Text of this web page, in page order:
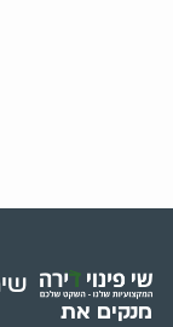
מנקים את